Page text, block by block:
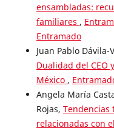
ensambladas:
familiares ,
Entramado
Juan Pablo
Dualidad del CEO
México ,
Angela María
Rojas, Tendencias
relacionadas con